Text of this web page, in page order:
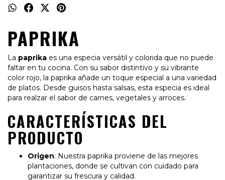
PAPRIKA
La paprika es una especia versátil y colorida que no puede
faltar en tu cocina. Con su sabor distintivo y su vibrante
color rojo, la paprika añade un toque especial a una variedad
de platos. Desde guisos hasta salsas, esta especia es ideal
para realzar el sabor de carnes, vegetales y arroces.
CARACTERÍSTICAS DEL
PRODUCTO
Origen: Nuestra paprika proviene de las mejores
plantaciones, donde se cultivan con cuidado para
garantizar su frescura y calidad.